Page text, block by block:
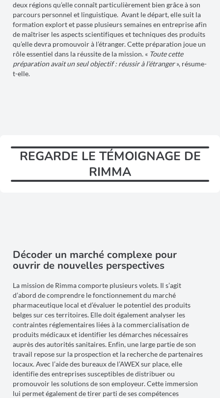
deux régions qu’elle connaît particulièrement bien grâce à son
parcours personnel et linguistique. Avant le départ, elle suit la
formation explort et passe plusieurs semaines en entreprise afin
de maîtriser les aspects scientifiques et techniques des produits
qu’elle devra promouvoir à l’étranger. Cette préparation joue un
rôle essentiel dans la réussite de la mission. « Toute cette
préparation avait un seul objectif : réussir à l’étranger», résume-
t-elle.
REGARDE LE TÉMOIGNAGE DE
RIMMA
Décoder un marché complexe pour
ouvrir de nouvelles perspectives
La mission de Rimma comporte plusieurs volets. Il s’agit
d’abord de comprendre le fonctionnement du marché
pharmaceutique local et d’évaluer le potentiel des produits
belges sur ces territoires. Elle doit également analyser les
contraintes réglementaires liées à la commercialisation de
produits médicaux et identifier les démarches nécessaires
auprès des autorités sanitaires. Enfin, une large partie de son
travail repose sur la prospection et la recherche de partenaires
locaux. Avec l’aide des bureaux de l’AWEX sur place, elle
identifie des entreprises susceptibles de distribuer ou
promouvoir les solutions de son employeur. Cette immersion
lui permet également de tirer parti de ses compétences